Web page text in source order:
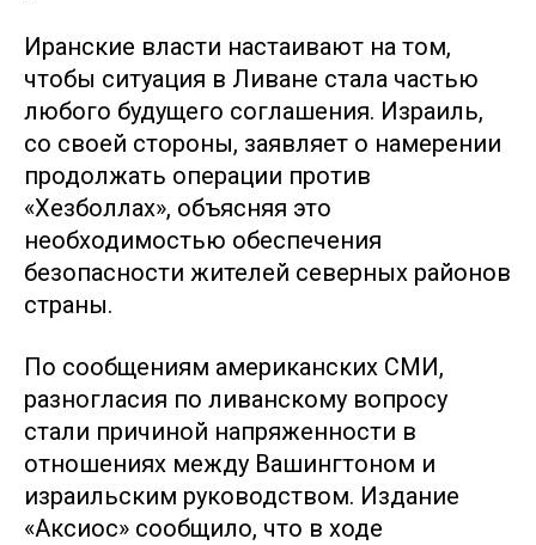
Иранские власти настаивают на том,
чтобы ситуация в Ливане стала частью
любого будущего соглашения. Израиль,
со своей стороны, заявляет о намерении
продолжать операции против
«Хезболлах», объясняя это
необходимостью обеспечения
безопасности жителей северных районов
страны.
По сообщениям американских СМИ,
разногласия по ливанскому вопросу
стали причиной напряженности в
отношениях между Вашингтоном и
израильским руководством. Издание
«Аксиос» сообщило, что в ходе